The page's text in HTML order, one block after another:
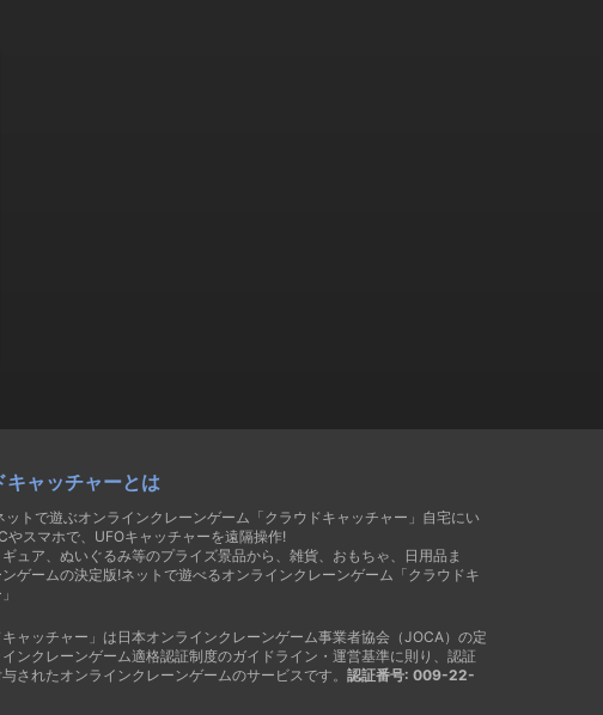
キャッチャーとは
ットで遊ぶオンラインクレーンゲーム「クラウドキャッチャー」自宅にい
やスマホで、UFOキャッチャーを遠隔操作!
ギュア、ぬいぐるみ等のプライズ景品から、雑貨、おもちゃ、日用品ま
ゲームの決定版!ネットで遊べるオンラインクレーンゲーム「クラウドキ
キャッチャー」は日本オンラインクレーンゲーム事業者協会（JOCA）の定
ンクレーンゲーム適格認証制度のガイドライン・運営基準に則り、認証
されたオンラインクレーンゲームのサービスです。 認証番号: 009-22-